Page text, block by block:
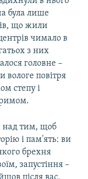
була лише
що жили
чимало в
з них
головне –
вологе повітря
степу і
над тим, щоб
і пам'ять: ви
брехня
запустіння –